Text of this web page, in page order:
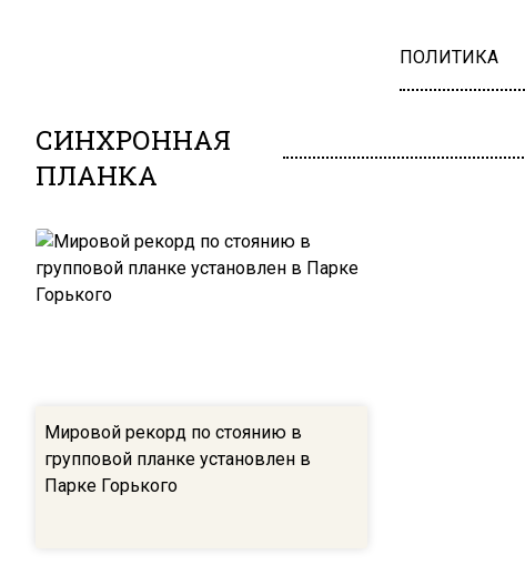
ПОЛИТИКА
СИНХРОННАЯ
ПЛАНКА
Мировой рекорд по стоянию в
групповой планке установлен в
Парке Горького